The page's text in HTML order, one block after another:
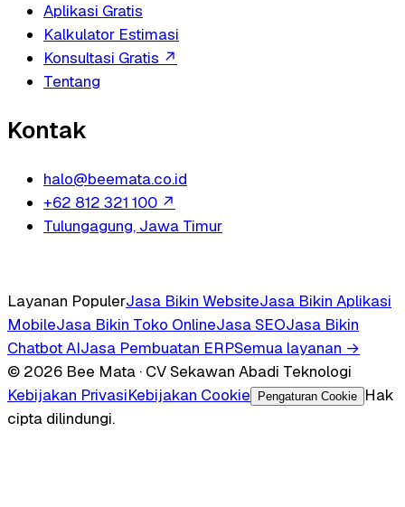
Aplikasi Gratis
Kalkulator Estimasi
Konsultasi Gratis ↗
Tentang
Kontak
halo@beemata.co.id
+62 812 321 100 ↗
Tulungagung, Jawa Timur
Layanan PopulerJasa Bikin WebsiteJasa Bikin Aplikasi
MobileJasa Bikin Toko OnlineJasa SEOJasa Bikin
Chatbot AIJasa Pembuatan ERPSemua layanan →
© 2026 Bee Mata · CV Sekawan Abadi Teknologi
Kebijakan PrivasiKebijakan Cookie Pengaturan Cookie
Hak
cipta dilindungi.